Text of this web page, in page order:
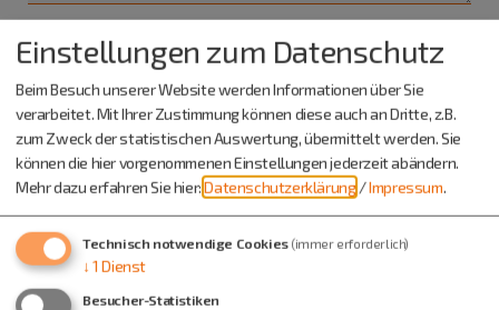
Ich habe dieDatenschutzerklärung gelesenund bin
damit einverstanden.*
Absenden
*) Pflichtfeld
Eine Kopie dieser E-Mail wird an Ihre Adresse verschickt.
Einstellungen zum Datenschutz
Beim Besuch unserer Website werden Informationen über Sie
verarbeitet. Mit Ihrer Zustimmung können diese auch an Dritte, z.B.
zum Zweck der statistischen Auswertung, übermittelt werden. Sie
können die hier vorgenommenen Einstellungen jederzeit abändern.
Mehr dazu erfahren Sie hier:Datenschutzerklärung /Impressum.
Technisch notwendige Cookies (immer erforderlich)
↓ 1 Dienst
Besucher-Statistiken